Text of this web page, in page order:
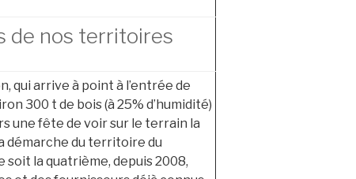
de nos territoires
qui arrive à point à l’entrée de
300 t de bois (à 25% d’humidité)
une fête de voir sur le terrain la
démarche du territoire du
soit la quatrième, depuis 2008,